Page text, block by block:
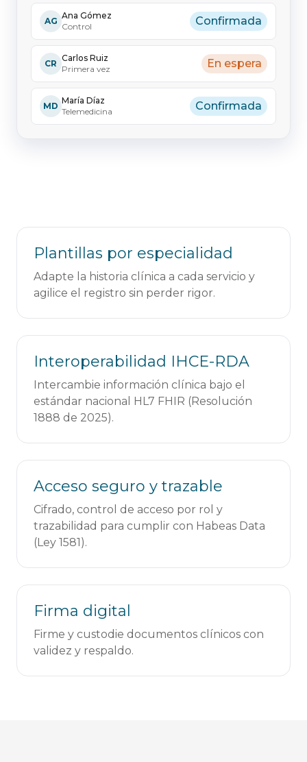
AG
Ana Gómez
Control
Confirmada
CR
Carlos Ruiz
Primera vez
En espera
MD
María Díaz
Telemedicina
Confirmada
Plantillas por especialidad
Adapte la historia clínica a cada servicio y
agilice el registro sin perder rigor.
Interoperabilidad IHCE-RDA
Intercambie información clínica bajo el
estándar nacional HL7 FHIR (Resolución
1888 de 2025).
Acceso seguro y trazable
Cifrado, control de acceso por rol y
trazabilidad para cumplir con Habeas Data
(Ley 1581).
Firma digital
Firme y custodie documentos clínicos con
validez y respaldo.